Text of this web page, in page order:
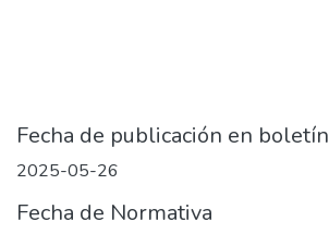
Fecha de publicación en boletín
2025-05-26
Fecha de Normativa